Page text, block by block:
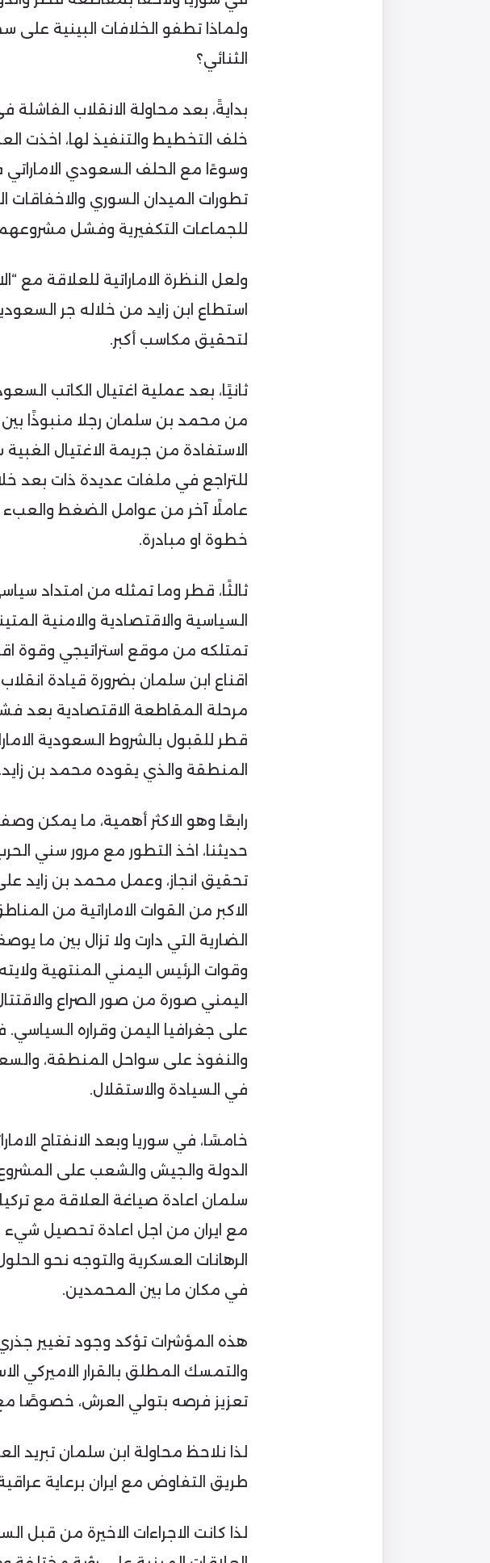
ولماذا تطفو الخلافات البينية
الثنائي؟
خلف التخطيط والتنفيذ لها، اخذت
وسوءًا مع الحلف السعودي
تطورات الميدان السوري والاخفاقات
للجماعات التكفيرية وفشل
ولعل النظرة الاماراتية للعلاقة مع
استطاع ابن زايد من خلاله جر
لتحقيق مكاسب أكبر.
ثانيًا، بعد عملية اغتيال الكاتب
من محمد بن سلمان رجلا منبوذًا بين
الاستفادة من جريمة الاغتيال
للتراجع في ملفات عديدة ذات بعد
عاملًا آخر من عوامل الضغط
خطوة او مبادرة.
ثالثًا، قطر وما تمثله من امتداد
السياسية والاقتصادية والامنية
تمتلكه من موقع استراتيجي وقوة
اقناع ابن سلمان بضرورة قيادة
مرحلة المقاطعة الاقتصادية بعد
قطر للقبول بالشروط السعودية
المنطقة والذي يقوده محمد بن زايد.
رابعًا وهو الاكثر أهمية، ما يمكن
حديثنا، اخذ التطور مع مرور سني
تحقيق انجاز، وعمل محمد بن زايد
الاكبر من القوات الاماراتية من
الضارية التي دارت ولا تزال بين ما
وقوات الرئيس اليمني المنتهية
اليمني صورة من صور الصراع
على جغرافيا اليمن وقراره
والنفوذ على سواحل المنطقة،
في السيادة والاستقلال.
خامسًا، في سوريا وبعد الانفتاح
الدولة والجيش والشعب على
سلمان اعادة صياغة العلاقة مع
مع ايران من اجل اعادة تحصيل
الرهانات العسكرية والتوجه نحو
في مكان ما بين المحمدين.
هذه المؤشرات تؤكد وجود تغيير
والتمسك المطلق بالقرار الاميركي
تعزيز فرصه بتولي العرش، خصوصًا مع
لذا نلاحظ محاولة ابن سلمان تبريد
طريق التفاوض مع ايران برعاية
لذا كانت الاجراءات الاخيرة من قبل